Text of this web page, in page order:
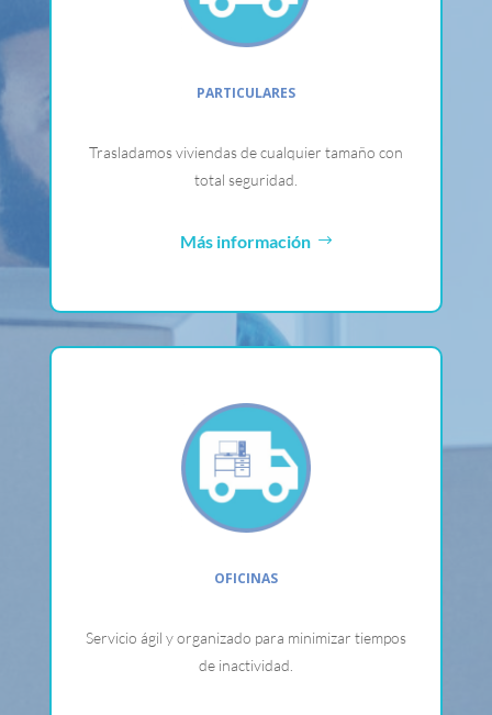
PARTICULARES
Trasladamos viviendas de cualquier tamaño con
total seguridad.
Más información
OFICINAS
Servicio ágil y organizado para minimizar tiempos
de inactividad.